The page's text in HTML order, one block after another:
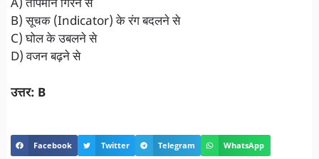
A) तापमान गिरने से
B) सूचक (Indicator) के रंग बदलने से
C) घोल के उबलने से
D) वजन बढ़ने से
उत्तर: B
Facebook Twitter Telegram WhatsApp